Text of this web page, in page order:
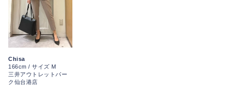
Chisa
166cm / サイズ M
三井アウトレットパー
ク仙台港店